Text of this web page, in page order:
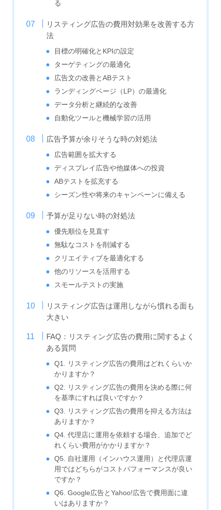
る
リスティング広告の費用対効果を改善する方
法
目標の明確化とKPIの設定
ターゲティングの最適化
広告文の改善とABテスト
ランディングページ（LP）の最適化
データ分析と継続的な改善
自動化ツールと機械学習の活用
広告予算が余りそうな時の対処法
広告範囲を拡大する
ディスプレイ広告や他媒体への投資
ABテストを拡充する
シーズン性や将来のキャンペーンに備える
予算が足りない時の対処法
優先順位を見直す
無駄なコストを削減する
クリエイティブを最適化する
他のリソースを活用する
スモールテストの実施
リスティング広告は運用しながら慣れる面も
大きい
FAQ：リスティング広告の費用に関するよく
ある質問
Q1. リスティング広告の費用はどれくらいか
かりますか？
Q2. リスティング広告の費用を決める際に何
を基準にすれば良いですか？
Q3. リスティング広告の費用を抑える方法は
ありますか？
Q4. 代理店に運用を依頼する場合、追加でど
れくらい費用がかかりますか？
Q5. 自社運用（インハウス運用）と代理店運
用ではどちらがコストパフォーマンスが良い
ですか？
Q6. Google広告とYahoo!広告で費用面に違
いはありますか？